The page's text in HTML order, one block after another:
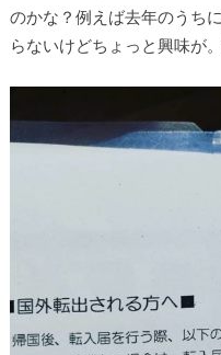
のかな？例えば去年のうち
らないけどちょっと興味が